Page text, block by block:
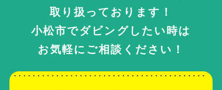
取り扱っております！
小松市でダビングしたい時は
お気軽にご相談ください！